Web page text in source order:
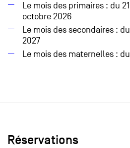
Le mois des primaires : du
octobre 2026
​Le mois des secondaires :
2027
Le mois des maternelles :
Réservations